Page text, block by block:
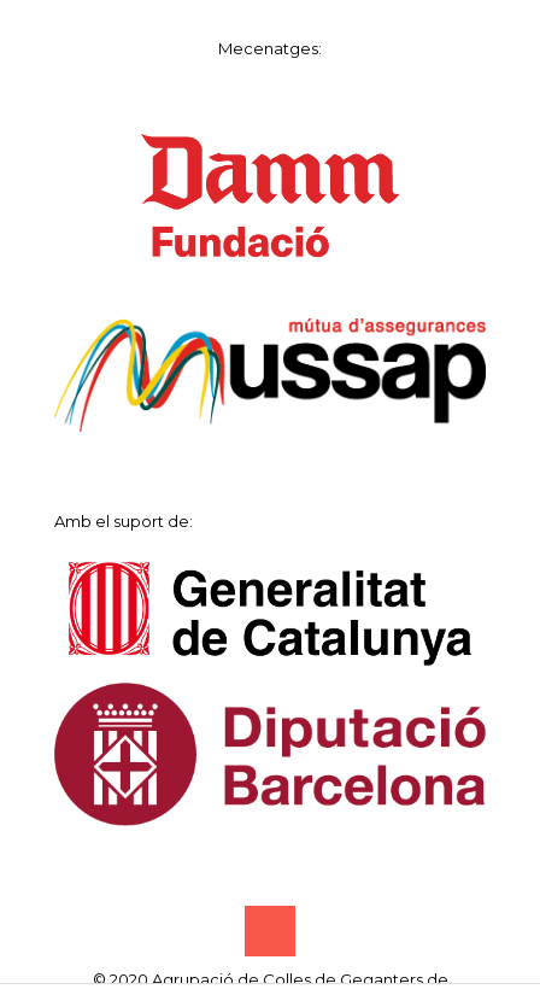
Mecenatges:
Amb el suport de:
© 2020 Agrupació de Colles de Geganters de